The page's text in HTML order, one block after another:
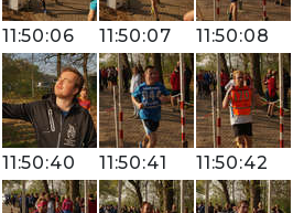
11:50:06 11:50:07 11:50:08
11:50:40 11:50:41 11:50:42